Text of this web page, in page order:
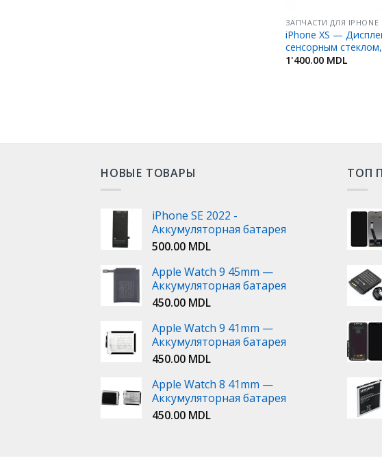
ЗАПЧАСТИ ДЛЯ IPHONE
iPhone XS —
сенсорным
1'400.00 MDL
НОВЫЕ ТОВАРЫ
iPhone SE 2022 -
Аккумуляторная батарея
500.00 MDL
Apple Watch 9 45mm —
Аккумуляторная батарея
450.00 MDL
Apple Watch 9 41mm —
Аккумуляторная батарея
450.00 MDL
Apple Watch 8 41mm —
Аккумуляторная батарея
450.00 MDL
ТОП